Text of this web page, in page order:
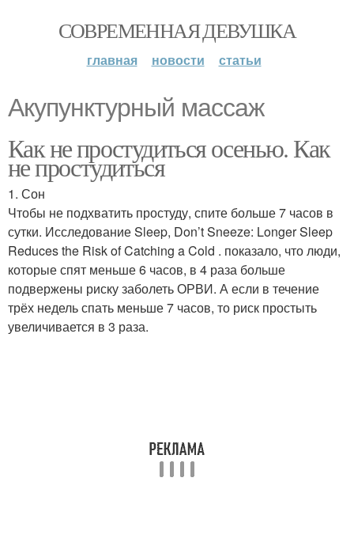
СОВРЕМЕННАЯ ДЕВУШКА
главная новости статьи
Акупунктурный массаж
Как не простудиться осенью. Как
не простудиться
1. Сон
Чтобы не подхватить простуду, спите больше 7 часов в
сутки. Исследование Sleep, Don’t Sneeze: Longer Sleep
Reduces the Risk of Catching a Cold . показало, что люди,
которые спят меньше 6 часов, в 4 раза больше
подвержены риску заболеть ОРВИ. А если в течение
трёх недель спать меньше 7 часов, то риск простыть
увеличивается в 3 раза.